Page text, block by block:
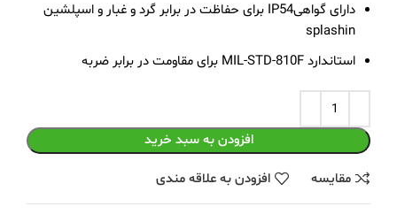
دارای گواهیIP54 برای حفاظت در برابر گرد و غبار و اسپلشین
splashin
استاندارد MIL-STD-810F برای مقاومت در برابر ضربه
افزودن به سبد خرید
مقايسه افزودن به علاقه مندی